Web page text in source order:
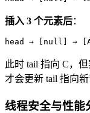
插入 3 个元素后：
head → [null] →
此时 tail 指向 C，
才会更新 tail 指向新
线程安全与性能